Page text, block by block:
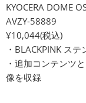
KYOCERA DOME
AVZY-58889
¥10,044(税込)
・BLACKPINK ス
・追加コンテンツ
像を収録